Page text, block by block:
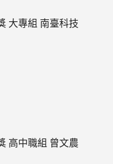
大專組 南臺科技
高中職組 曾文農